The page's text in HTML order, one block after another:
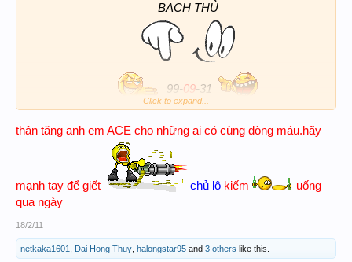
BẠCH THỦ
99-09-31
Click to expand...
thân tăng anh em ACE cho những ai có cùng dòng máu.hãy
mạnh tay để giết chủ lô kiếm
uống
qua ngày
18/2/11
netkaka1601 Dai Hong Thuy halongstar95 and 3 others like this.